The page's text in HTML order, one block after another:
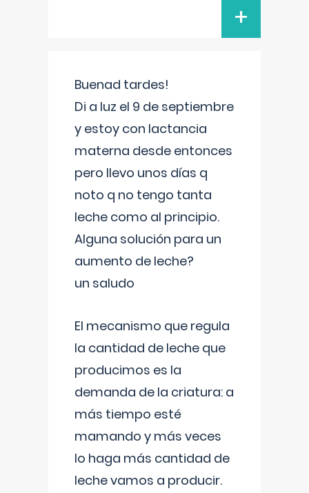
+
Buenad tardes!
Di a luz el 9 de septiembre
y estoy con lactancia
materna desde entonces
pero llevo unos días q
noto q no tengo tanta
leche como al principio.
Alguna solución para un
aumento de leche?
un saludo
El mecanismo que regula
la cantidad de leche que
producimos es la
demanda de la criatura: a
más tiempo esté
mamando y más veces
lo haga más cantidad de
leche vamos a producir.